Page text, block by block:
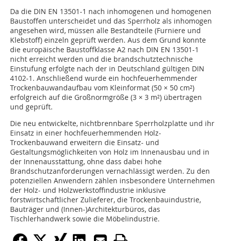
Da die DIN EN 13501-1 nach inhomogenen und homogenen
Baustoffen unterscheidet und das Sperrholz als inhomogen
angesehen wird, müssen alle Bestandteile (Furniere und
Klebstoff) einzeln geprüft werden. Aus dem Grund konnte
die europäische Baustoffklasse A2 nach DIN EN 13501-1
nicht erreicht werden und die brandschutztechnische
Einstufung erfolgte nach der in Deutschland gültigen DIN
4102-1. Anschließend wurde ein hochfeuerhemmender
Trockenbauwandaufbau vom Kleinformat (50 × 50 cm²)
erfolgreich auf die Großnormgröße (3 × 3 m²) übertragen
und geprüft.
Die neu entwickelte, nichtbrennbare Sperrholzplatte und ihr
Einsatz in einer hochfeuerhemmenden Holz-
Trockenbauwand erweitern die Einsatz- und
Gestaltungsmöglichkeiten von Holz im Innenausbau und in
der Innenausstattung, ohne dass dabei hohe
Brandschutzanforderungen vernachlässigt werden. Zu den
potenziellen Anwendern zählen insbesondere Unternehmen
der Holz- und Holzwerkstoffindustrie inklusive
forstwirtschaftlicher Zulieferer, die Trockenbauindustrie,
Bauträger und (Innen-)Architekturbüros, das
Tischlerhandwerk sowie die Möbelindustrie.